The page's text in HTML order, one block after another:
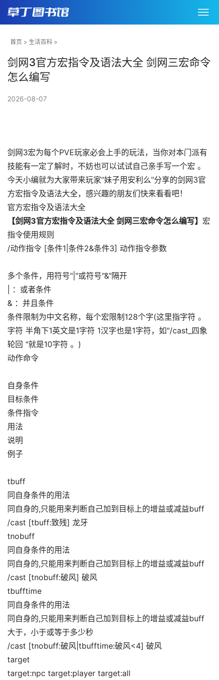
首页 > 生活百科 >
剑网3官方宏指令及语法大全 剑网三宏命令
怎么编写
2026-08-07
剑网3宏为每个PVE玩家必会上手的玩法，当你对本门派有
技能有一定了解时，不妨也可以试试自己亲手写一个宏 。
今天小编就为大家带来玩家“妹子用安利么”分享的剑网3官
方宏指令及语法大全，感兴趣的朋友们快来看看吧！
官方宏指令及语法大全
【剑网3官方宏指令及语法大全 剑网三宏命令怎么编写】 宏
指令使用规则
/动作指令 [条件1|条件2&条件3] 动作指令参数
多个条件，用符号"|"或符号"&"隔开
| ：或者条件
& ：并且条件
条件限制为中文名称，每个宏限制128个字(这里指字符 。
字符 半角下1英文是1字符 1汉字也是1字符，如"/cast_四象
轮回 "就是10字符 。)
动作命令
自身条件
目标条件
条件指令
用法
说明
例子
tbuff
同自身条件的用法
同自身的,只能用来判断自己加到目标上的增益或减益buff
/cast [tbuff:致残] 龙牙
tnobuff
同自身条件的用法
同自身的,只能用来判断自己加到目标上的增益或减益buff
/cast [tnobuff:破风] 破风
tbufftime
同自身条件的用法
同自身的,只能用来判断自己加到目标上的增益或减益buff
大于，小于或等于多少秒
/cast [tnobuff:破风|tbufftime:破风<4] 破风
target
target:npc target:player target:all